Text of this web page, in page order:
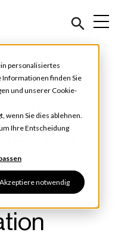
personalisiertes
finden Sie
und unsererCookie-
wenn Sie dies ablehnen.
Ihre Entscheidung
Akzeptiere notwendig
im
Ein